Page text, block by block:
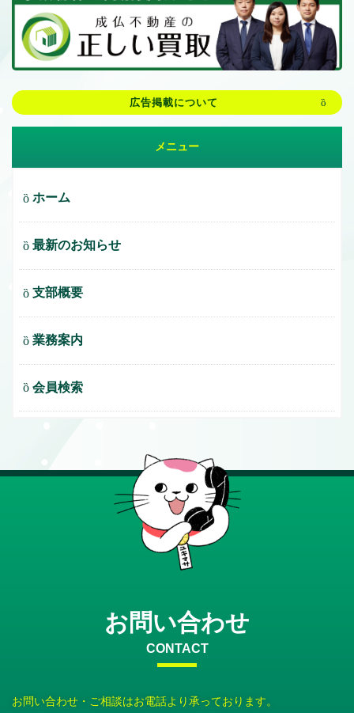
広告掲載について
メニュー
ホーム
最新のお知らせ
支部概要
業務案内
会員検索
お問い合わせ
CONTACT
お問い合わせ・ご相談はお電話より承っております。